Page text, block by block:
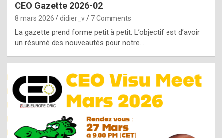
g
e
n
u
i
n
e
R
o
CEO Gazette 2026-02
8 mars 2026 didier_v 7 Comments
La gazette prend forme petit à petit. L’objectif est d’avoir
un résumé des nouveautés pour notre…